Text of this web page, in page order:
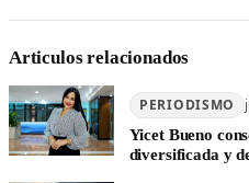
Articulos relacionados
PERIODISMO
Yicet Bueno
diversificada y